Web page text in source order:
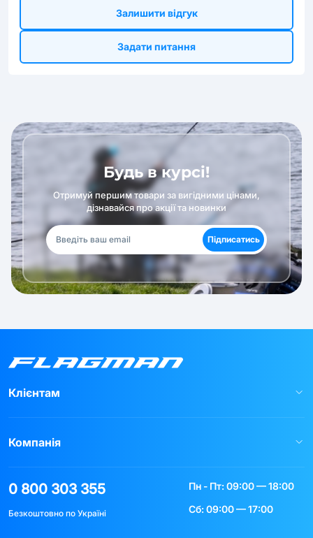
Залишити відгук
Задати питання
Будь в курсі!
Отримуй першим товари за вигідними цінами,
дізнавайся про акції та новинки
Підписатись
Клієнтам
Компанія
0 800 303 355
Безкоштовно по Україні
Пн - Пт: 09:00 — 18:00
Сб: 09:00 — 17:00